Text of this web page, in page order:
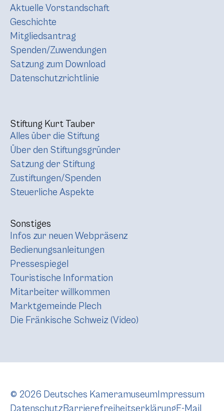
Aktuelle Vorstandschaft
Geschichte
Mitgliedsantrag
Spenden/Zuwendungen
Satzung zum Download
Datenschutzrichtlinie
Stiftung Kurt Tauber
Alles über die Stiftung
Über den Stiftungsgründer
Satzung der Stiftung
Zustiftungen/Spenden
Steuerliche Aspekte
Sonstiges
Infos zur neuen Webpräsenz
Bedienungsanleitungen
Pressespiegel
Touristische Information
Mitarbeiter willkommen
Marktgemeinde Plech
Die Fränkische Schweiz (Video)
© 2026 Deutsches Kameramuseum Impressum
DatenschutzBarrierefreiheitserklärungE-Mail